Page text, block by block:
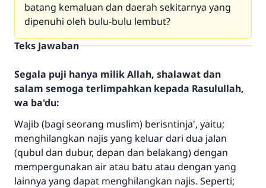
batang kemaluan dan daerah sekitarnya yang
dipenuhi oleh bulu-bulu lembut?
Teks Jawaban
Segala puji hanya milik Allah, shalawat dan
salam semoga terlimpahkan kepada Rasulullah,
wa ba'du:
Wajib (bagi seorang muslim) berisntinja', yaitu;
menghilangkan najis yang keluar dari dua jalan
(qubul dan dubur, depan dan belakang) dengan
mempergunakan air atau batu atau dengan yang
lainnya yang dapat menghilangkan najis. Seperti;